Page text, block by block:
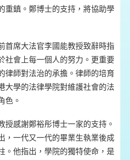
重鎮。鄭博士的支持，將協助學
首席大法官李國能教授致辭時指
社會上每一個人的努力。更重要
律師對法治的承擔。律師的培育
大學的法律學院對維護社會的法
色。
授感謝鄭裕彤博士一家的支持。
，一代又一代的畢業生執業後成
。他指出，學院的獨特使命，是